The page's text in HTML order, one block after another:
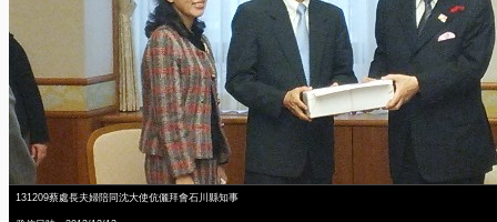
131209蔡處長夫婦陪同沈大使伉儷拜會石川縣知事